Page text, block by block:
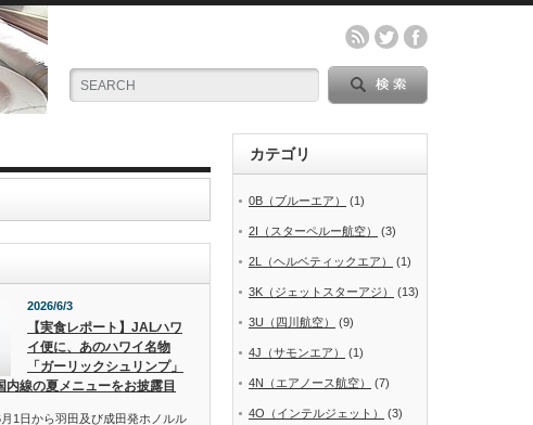
2026/6/3
【実食レポート】JALハワ
イ便に、あのハワイ名物
「ガーリックシュリンプ」
内線の夏メニューをお披露目
1日から羽田及び成田発ホノルル
カテゴリ
0B（ブルーエア） (1)
2I（スターペルー航空） (3)
2L（ヘルベティックエア） (1)
3K（ジェットスターアジ） (13)
3U（四川航空） (9)
4J（サモンエア） (1)
4N（エアノース航空） (7)
4O（インテルジェット） (3)